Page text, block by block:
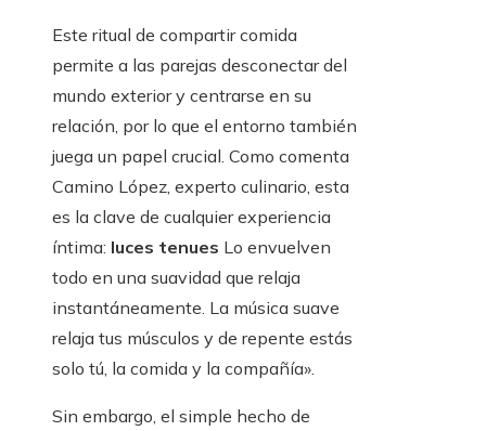
Este ritual de compartir comida
permite a las parejas desconectar del
mundo exterior y centrarse en su
relación, por lo que el entorno también
juega un papel crucial. Como comenta
Camino López, experto culinario, esta
es la clave de cualquier experiencia
íntima: luces tenues Lo envuelven
todo en una suavidad que relaja
instantáneamente. La música suave
relaja tus músculos y de repente estás
solo tú, la comida y la compañía».
Sin embargo, el simple hecho de